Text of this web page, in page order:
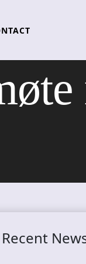
Recent